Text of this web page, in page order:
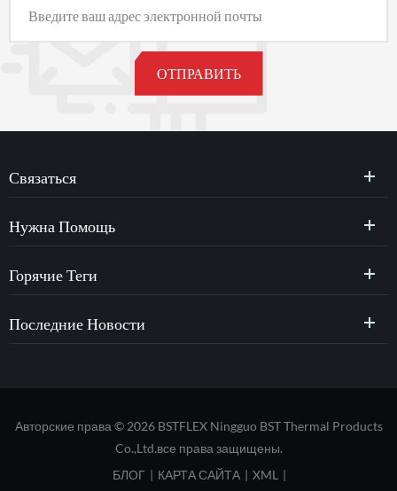
Связаться
Нужна Помощь
Горячие Теги
Последние Новости
Авторские права © 2026 BSTFLEX Ningguo BST Thermal Products
Co.,Ltd.все права защищены.
БЛОГ | КАРТА САЙТА | XML |